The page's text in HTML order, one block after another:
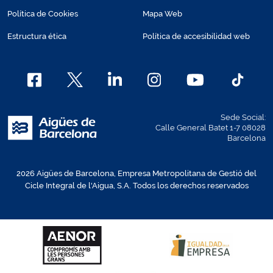
Política de Cookies
Estructura ética
Mapa Web
Política de accesibilidad web
Sede Social:
Calle General Batet 1-7 08028
Barcelona
2026 Aigües de Barcelona, Empresa Metropolitana de Gestió del
Cicle Integral de l'Aigua, S.A. Todos los derechos reservados